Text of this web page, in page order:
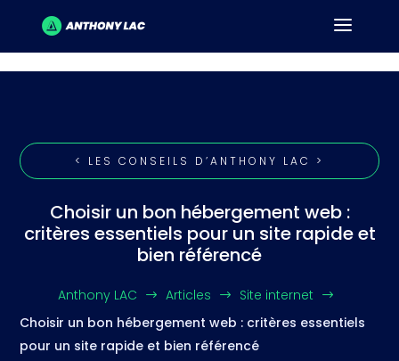
< LES CONSEILS D’ANTHONY LAC >
Choisir un bon hébergement web :
critères essentiels pour un site rapide et
bien référencé
Anthony LAC $ Articles $ Site internet $
Choisir un bon hébergement web : critères essentiels
pour un site rapide et bien référencé